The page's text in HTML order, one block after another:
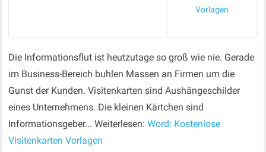
Vorlagen
Die Informationsflut ist heutzutage so groß wie nie. Gerade
im Business-Bereich buhlen Massen an Firmen um die
Gunst der Kunden. Visitenkarten sind Aushängeschilder
eines Unternehmens. Die kleinen Kärtchen sind
Informationsgeber... Weiterlesen:Word: Kostenlose
Visitenkarten Vorlagen